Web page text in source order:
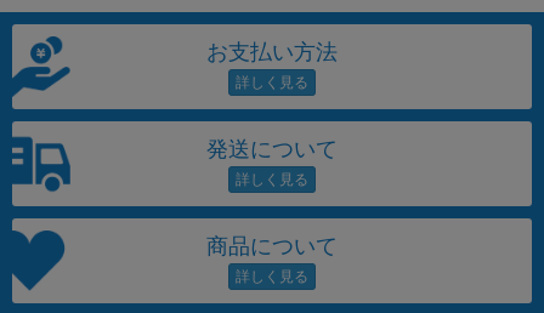
お支払い方法
発送について
商品について